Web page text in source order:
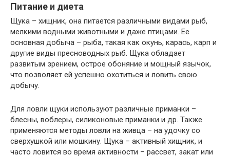
Питание и диета
Щука – хищник, она питается различными видами рыб,
мелкими водными животными и даже птицами. Ее
основная добыча – рыба, такая как окунь, карась, карп и
другие виды пресноводных рыб. Щука обладает
развитым зрением, острое обоняние и мощный язычок,
что позволяет ей успешно охотиться и ловить свою
добычу.
Для ловли щуки используют различные приманки –
блесны, воблеры, силиконовые приманки и др. Также
применяются методы ловли на живца – на удочку со
сверхушкой или мошкину. Щука – активный хищник, и
часто ловится во время активности – рассвет, закат или